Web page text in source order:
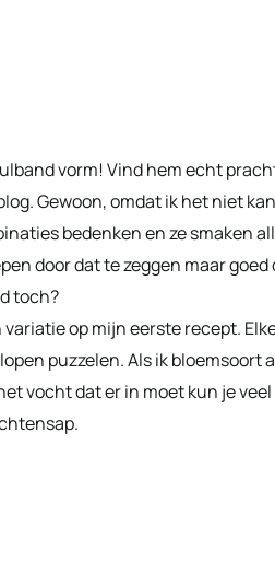
vorm! Vind hem echt
Gewoon, omdat ik het niet
bedenken en ze smaken
door dat te zeggen maar
toch?
op mijn eerste recept.
puzzelen. Als ik bloemsoort
vocht dat er in moet kun je